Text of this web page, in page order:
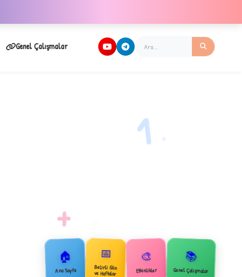
✧
Genel Çalışmalar
🏠
Ana Sayfa
📅
Belirli Gün
ve Haftalar
🎨
Etkinlikler
📚
Genel Çalışmalar
1
+